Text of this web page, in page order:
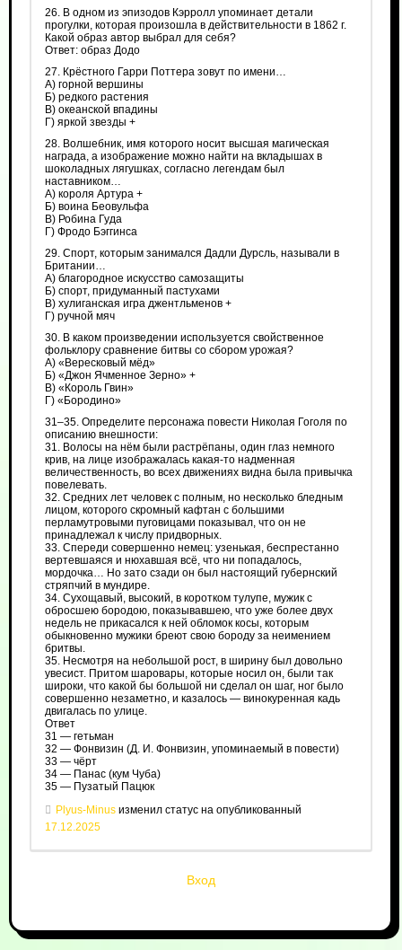
26. В одном из эпизодов Кэрролл упоминает детали
прогулки, которая произошла в действительности в 1862 г.
Какой образ автор выбрал для себя?
Ответ: образ Додо
27. Крёстного Гарри Поттера зовут по имени…
А) горной вершины
Б) редкого растения
В) океанской впадины
Г) яркой звезды +
28. Волшебник, имя которого носит высшая магическая
награда, а изображение можно найти на вкладышах в
шоколадных лягушках, согласно легендам был
наставником…
А) короля Артура +
Б) воина Беовульфа
В) Робина Гуда
Г) Фродо Бэггинса
29. Спорт, которым занимался Дадли Дурсль, называли в
Британии…
А) благородное искусство самозащиты
Б) спорт, придуманный пастухами
В) хулиганская игра джентльменов +
Г) ручной мяч
30. В каком произведении используется свойственное
фольклору сравнение битвы со сбором урожая?
А) «Вересковый мёд»
Б) «Джон Ячменное Зерно» +
В) «Король Гвин»
Г) «Бородино»
31–35. Определите персонажа повести Николая Гоголя по
описанию внешности:
31. Волосы на нём были растрёпаны, один глаз немного
крив, на лице изображалась какая-то надменная
величественность, во всех движениях видна была привычка
повелевать.
32. Средних лет человек с полным, но несколько бледным
лицом, которого скромный кафтан с большими
перламутровыми пуговицами показывал, что он не
принадлежал к числу придворных.
33. Спереди совершенно немец: узенькая, беспрестанно
вертевшаяся и нюхавшая всё, что ни попадалось,
мордочка… Но зато сзади он был настоящий губернский
стряпчий в мундире.
34. Сухощавый, высокий, в коротком тулупе, мужик с
обросшею бородою, показывавшею, что уже более двух
недель не прикасался к ней обломок косы, которым
обыкновенно мужики бреют свою бороду за неимением
бритвы.
35. Несмотря на небольшой рост, в ширину был довольно
увесист. Притом шаровары, которые носил он, были так
широки, что какой бы большой ни сделал он шаг, ног было
совершенно незаметно, и казалось — винокуренная кадь
двигалась по улице.
Ответ
31 — гетьман
32 — Фонвизин (Д. И. Фонвизин, упоминаемый в повести)
33 — чёрт
34 — Панас (кум Чуба)
35 — Пузатый Пацюк
Plyus-Minusизменил статус на опубликованный
17.12.2025
Вход